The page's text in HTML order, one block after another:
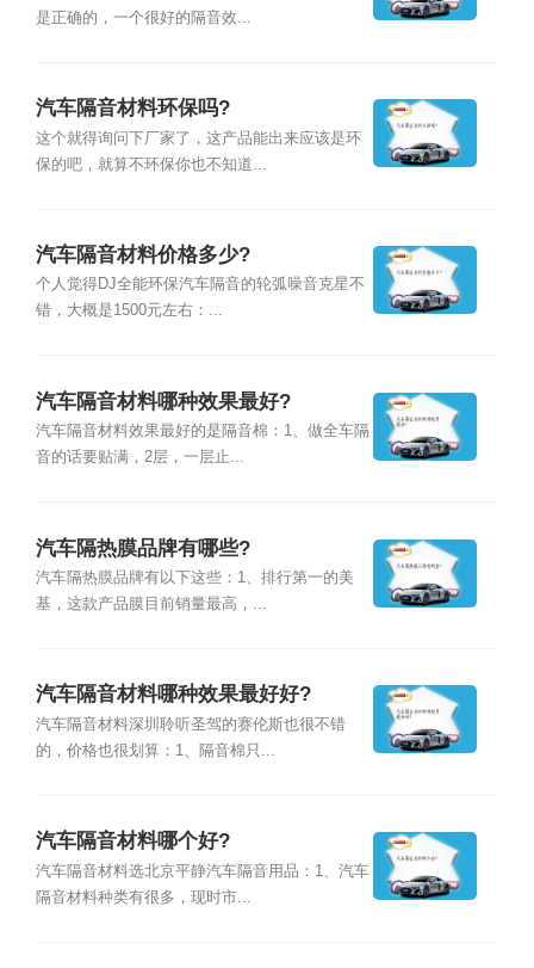
是正确的，一个很好的隔音效...
汽车隔音材料环保吗?
这个就得询问下厂家了，这产品能出来应该是环
保的吧，就算不环保你也不知道...
汽车隔音材料价格多少?
个人觉得DJ全能环保汽车隔音的轮弧噪音克星不
错，大概是1500元左右：...
汽车隔音材料哪种效果最好?
汽车隔音材料效果最好的是隔音棉：1、做全车隔
音的话要贴满，2层，一层止...
汽车隔热膜品牌有哪些?
汽车隔热膜品牌有以下这些：1、排行第一的美
基，这款产品膜目前销量最高，...
汽车隔音材料哪种效果最好好?
汽车隔音材料深圳聆听圣驾的赛伦斯也很不错
的，价格也很划算：1、隔音棉只...
汽车隔音材料哪个好?
汽车隔音材料选北京平静汽车隔音用品：1、汽车
隔音材料种类有很多，现时市...